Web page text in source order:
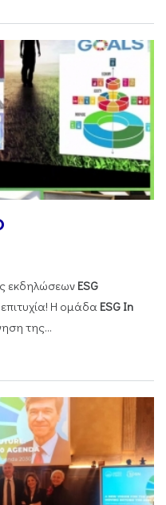
εκδηλώσεων ESG
Η ομάδα ESG In
της...